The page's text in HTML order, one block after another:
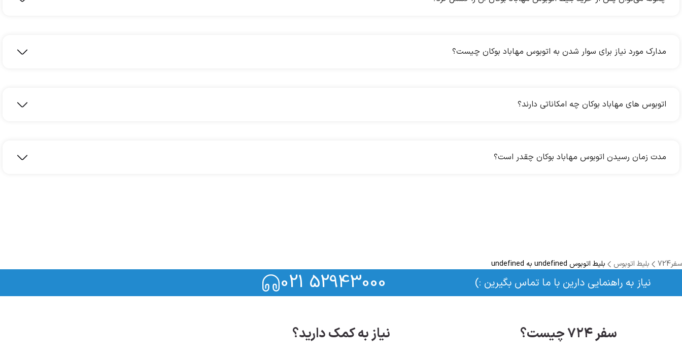
مدارک مورد نیاز برای سوار شدن به اتوبوس مهاباد بوکان چیست؟
اتوبوس های مهاباد بوکان چه امکاناتی دارند؟
مدت زمان رسیدن اتوبوس مهاباد بوکان چقدر است؟
سفر724 بلیط اتوبوس بلیط اتوبوس undefined به undefined
نیاز به راهنمایی دارین با ما تماس بگیرین :) 021 52943000
سفر ۷۲۴ چیست؟ نیاز به کمک دارید؟